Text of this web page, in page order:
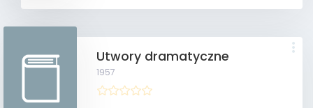
Utwory dramatyczne
1957